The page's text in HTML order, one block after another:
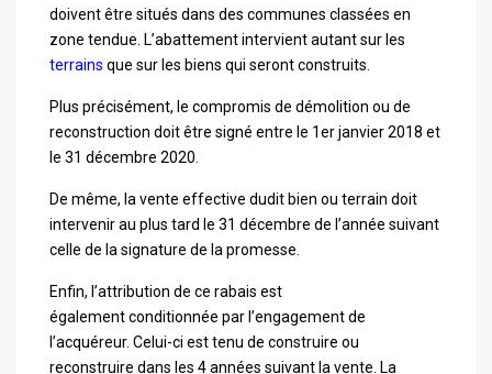
doivent être situés dans descommunes classées en
zone tendue. L’abattement intervient autant sur les
terrainsque sur les biens qui seront construits.
Plus précisément, le compromis de démolition ou de
reconstructiondoit être signé entre le 1erjanvier 2018 et
le 31 décembre 2020.
De même, la vente effective dudit bien ou terrain doit
intervenir au plus tard le 31 décembre de l’année suivant
celle de la signature de la promesse.
Enfin, l’attribution de ce rabais est
égalementconditionnée par l’engagement de
l’acquéreur. Celui-ci est tenu de construire ou
reconstruire dans les 4 années suivant la vente. La